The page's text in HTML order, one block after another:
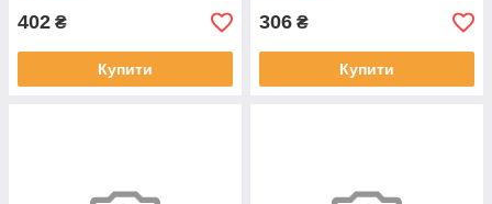
402 ₴
Купити
306 ₴
Купити